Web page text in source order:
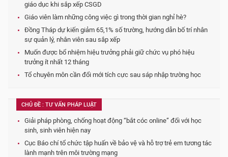
giáo dục khi sắp xếp CSGD
Giáo viên làm những công việc gì trong thời gian nghỉ hè?
Đồng Tháp dự kiến giảm 65,1% số trường, hướng dẫn bố trí nhân
sự quản lý, nhân viên sau sắp xếp
Muốn được bổ nhiệm hiệu trưởng phải giữ chức vụ phó hiệu
trưởng ít nhất 12 tháng
Tổ chuyên môn cần đổi mới tích cực sau sáp nhập trường học
CHỦ ĐỀ : TƯ VẤN PHÁP LUẬT
Giải pháp phòng, chống hoạt động “bắt cóc online” đối với học
sinh, sinh viên hiện nay
Cục Báo chí tổ chức tập huấn về bảo vệ và hỗ trợ trẻ em tương tác
lành mạnh trên môi trường mạng